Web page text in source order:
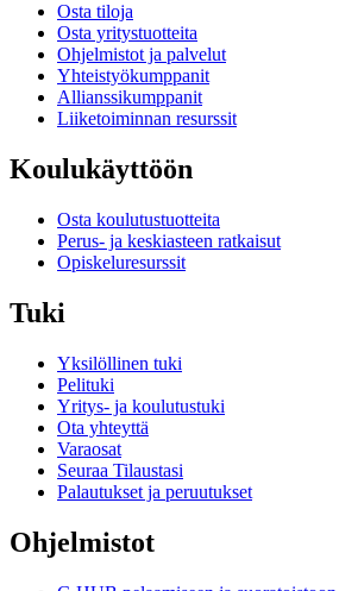
Osta tiloja
Osta yritystuotteita
Ohjelmistot ja palvelut
Yhteistyökumppanit
Allianssikumppanit
Liiketoiminnan resurssit
Koulukäyttöön
Osta koulutustuotteita
Perus- ja keskiasteen ratkaisut
Opiskeluresurssit
Tuki
Yksilöllinen tuki
Pelituki
Yritys- ja koulutustuki
Ota yhteyttä
Varaosat
Seuraa Tilaustasi
Palautukset ja peruutukset
Ohjelmistot